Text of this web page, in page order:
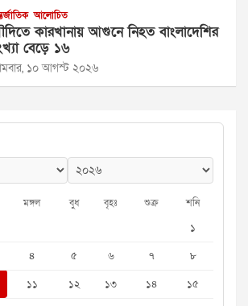
আলোচিত
কারখানায় আগুনে নিহত বাংলাদেশির
বেড়ে ১৬
১০ আগস্ট ২০২৬
মঙ্গল বুধ বৃহঃ শুক্র শনি
১
৪ ৫ ৬ ৭
৮
১১ ১২ ১৩ ১৪
১৫